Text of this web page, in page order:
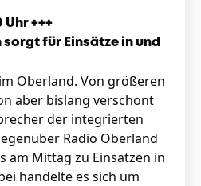
Uhr +++
für Einsätze in und
Oberland. Von größeren
aber bislang verschont
der integrierten
Radio Oberland
am Mittag zu Einsätzen in
handelte es sich um